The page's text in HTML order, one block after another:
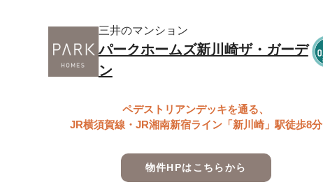
三井のマンション
パークホームズ新川崎ザ・ガーデ
ン
ペデストリアンデッキを通る、
JR横須賀線・JR湘南新宿ライン「新川崎」駅徒歩8分
物件HPはこちらから